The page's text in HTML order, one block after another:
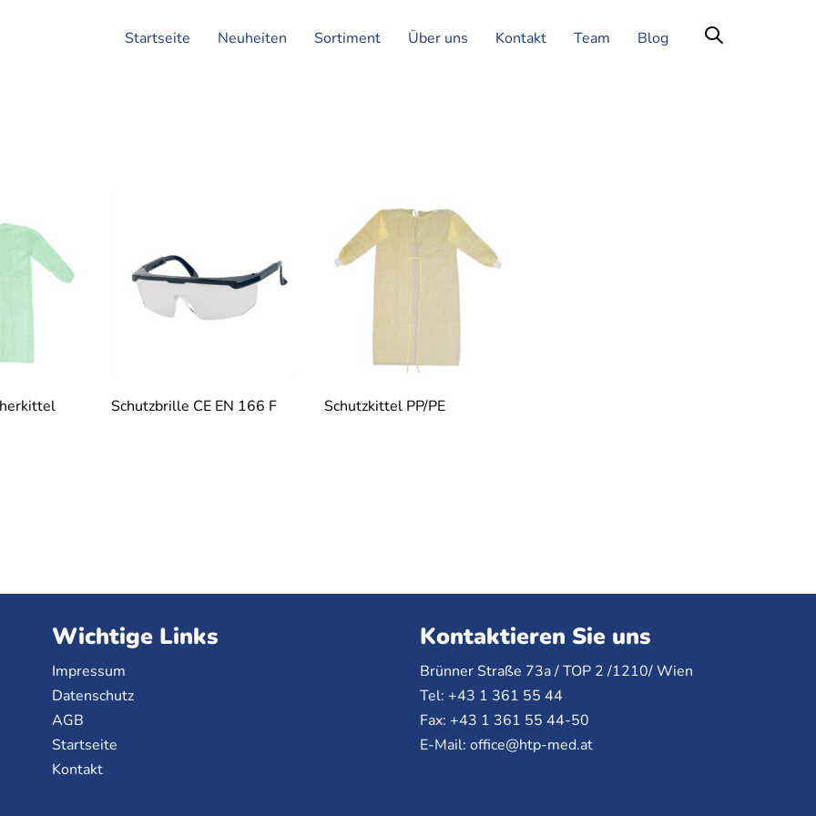
Startseite Neuheiten Sortiment Über uns Kontakt Team Blog
Schutzbrille CE EN 166 F Schutzkittel PP/PE
Wichtige Links
Impressum
Datenschutz
AGB
Startseite
Kontakt
Kontaktieren Sie uns
Brünner Straße 73a /TOP2 /1210/ Wien
Tel: +43 1 361 55 44
Fax: +43 1 361 55 44-50
E-Mail: office@htp-med.at